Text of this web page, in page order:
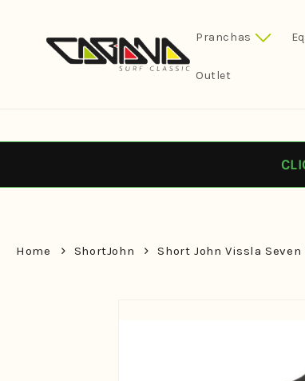
Pranchas
Outlet
Home ShortJohn Short John Vissla Seven